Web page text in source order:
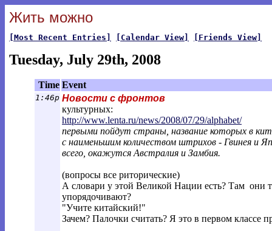
Жить можно
[Most Recent Entries] [Calendar View] [Friends View]
Tuesday, July 29th, 2008
Time Event
1:46p Новости с фронтов
культурных:
http://www.lenta.ru/news/2008/07/29/alphabet/
первыми пойдут страны, название которых в
с наименьшим количеством штрихов - Гвинея и
всего, окажутся Австралия и Замбия.
(вопросы все риторические)
А словари у этой Великой Нации есть? Там они
упорядочивают?
"Учите китайский!"
Зачем? Палочки считать? Я это в первом классе